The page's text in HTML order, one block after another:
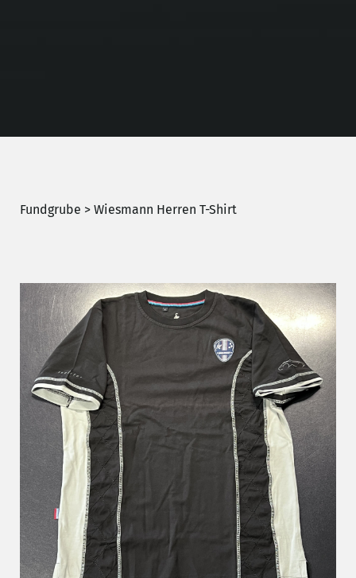
Fundgrube > Wiesmann Herren T-Shirt